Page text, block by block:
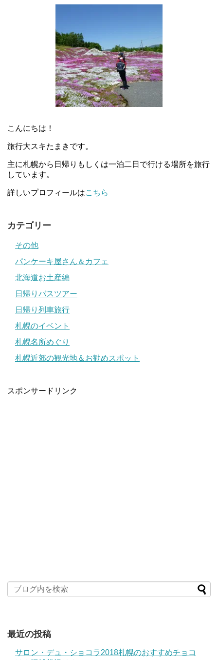
こんにちは！
旅行大スキたまきです。
主に札幌から日帰りもしくは一泊二日で行ける場所を旅行
しています。
詳しいプロフィールはこちら
カテゴリー
その他
パンケーキ屋さん＆カフェ
北海道お土産編
日帰りバスツアー
日帰り列車旅行
札幌のイベント
札幌名所めぐり
札幌近郊の観光地＆お勧めスポット
スポンサードリンク
最近の投稿
サロン・デュ・ショコラ2018札幌のおすすめチョコ